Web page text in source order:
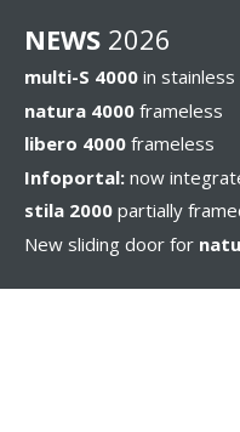
NEWS 2026
multi-S 4000 in
natura 4000 frameless
libero 4000 frameless
Infoportal: now
stila 2000 partially
New sliding door for